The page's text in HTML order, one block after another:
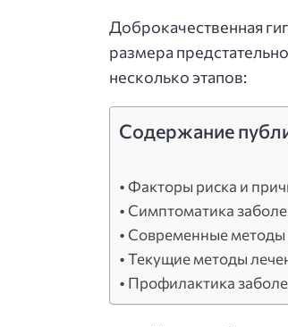
Доброкачественная
размера
несколько этапов:
Содержание
Факторы риска и
Симптоматика
Современные методы
Текущие методы
Профилактика